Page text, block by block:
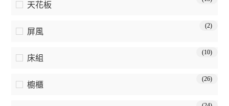
天花板
屏風
(2)
床組
(10)
櫥櫃
(26)